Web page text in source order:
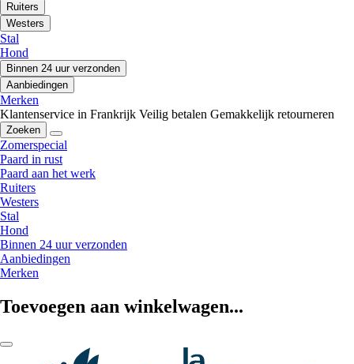
Ruiters
Westers
Stal
Hond
Binnen 24 uur verzonden
Aanbiedingen
Merken
Klantenservice in Frankrijk Veilig betalen Gemakkelijk retourneren
Zoeken
Zomerspecial
Paard in rust
Paard aan het werk
Ruiters
Westers
Stal
Hond
Binnen 24 uur verzonden
Aanbiedingen
Merken
Toevoegen aan winkelwagen...